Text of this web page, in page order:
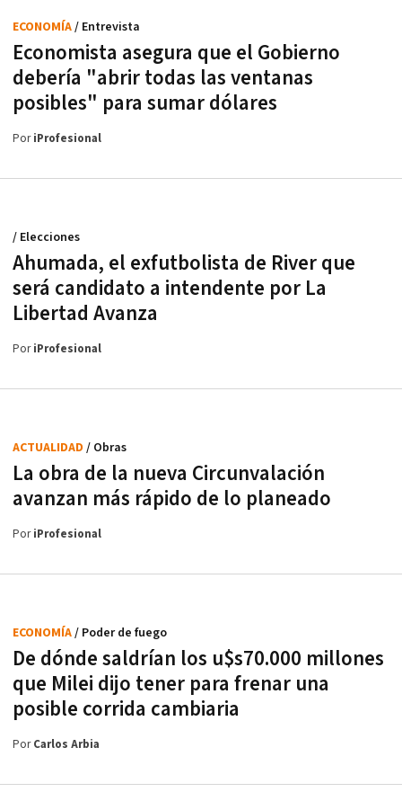
Economista asegura que el Gobierno
debería "abrir todas las ventanas
posibles" para sumar dólares
ECONOMÍA/ Entrevista
PoriProfesional
Ahumada, el exfutbolista de River que
será candidato a intendente por La
Libertad Avanza
/ Elecciones
PoriProfesional
La obra de la nueva Circunvalación
avanzan más rápido de lo planeado
ACTUALIDAD / Obras
PoriProfesional
De dónde saldrían los u$s70.000 millones
que Milei dijo tener para frenar una
posible corrida cambiaria
ECONOMÍA/ Poder de fuego
PorCarlos Arbia